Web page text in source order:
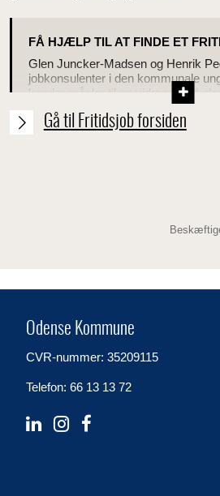
FÅ HJÆLP TIL AT FINDE ET
Glen Juncker-Madsen og Henrik
jobkonsulenter i den kommunale
kender måske til en virksomhed,
Gå til Fritidsjob forsiden
Odense Kommune
CVR-nummer: 35209115
Telefon: 66 13 13 72